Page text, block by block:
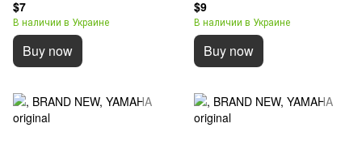
$7
В наличии в Украине
Buy now
$9
В наличии в Украине
Buy now